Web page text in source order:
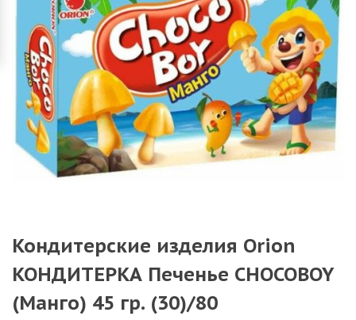
Кондитерские изделия Orion
КОНДИТЕРКА Печенье CHOCOBOY
(Манго) 45 гр. (30)/80